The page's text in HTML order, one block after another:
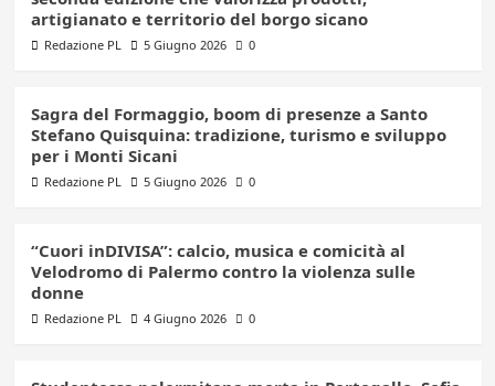
artigianato e territorio del borgo sicano
Redazione PL 5 Giugno 2026 0
Sagra del Formaggio, boom di presenze a Santo
Stefano Quisquina: tradizione, turismo e sviluppo
per i Monti Sicani
Redazione PL 5 Giugno 2026 0
“Cuori inDIVISA”: calcio, musica e comicità al
Velodromo di Palermo contro la violenza sulle
donne
Redazione PL 4 Giugno 2026 0